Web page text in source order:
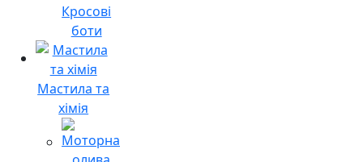
Кросові
боти
Мастила та
хімія